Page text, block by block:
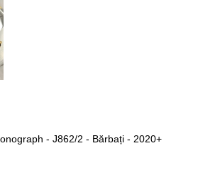
- J862/2 - Bărbați - 2020+